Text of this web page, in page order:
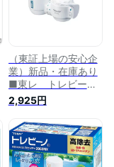
（東証上場の安心企
業）新品・在庫あり
■東レ トレビー
ノ 蛇口用浄水器
カセッティ308T
MK308T【送料無
料！(沖縄、離島配送
不可）】
【kk9n0d18p】
2,925円